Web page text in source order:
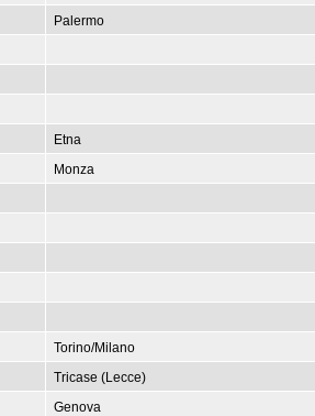
Palermo
Etna
Monza
Torino/Milano
Tricase (Lecce)
Genova